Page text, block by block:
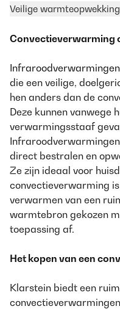
Veilige warmteopwekking
Convectieverwarming
Infraroodverwarmingen
die een veilige,
hen anders dan de
Deze kunnen vanwege
verwarmingsstaaf
direct bestralen en
Ze zijn ideaal voor
convectieverwarming
verwarmen van een
warmtebron gekozen
toepassing af.
Het kopen van een
Klarstein biedt een